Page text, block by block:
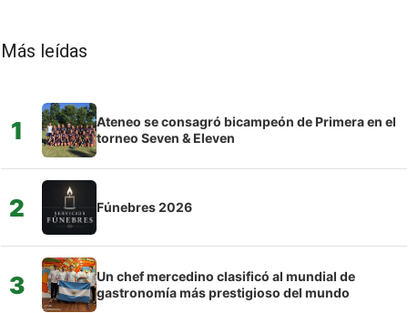
Más leídas
1
Ateneo se consagró bicampeón de Primera en el
torneo Seven & Eleven
2 Fúnebres 2026
3
Un chef mercedino clasificó al mundial de
gastronomía más prestigioso del mundo